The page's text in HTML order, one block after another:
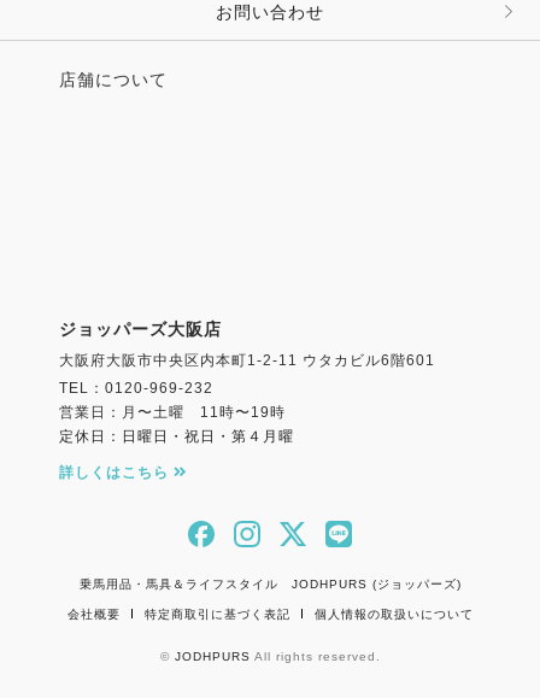
お問い合わせ
店舗について
ジョッパーズ大阪店
大阪府大阪市中央区内本町1-2-11 ウタカビル6階601
TEL：0120-969-232
営業日：月〜土曜 11時〜19時
定休日：日曜日・祝日・第４月曜
詳しくはこちら
乗馬用品・馬具＆ライフスタイル JODHPURS (ジョッパーズ)
会社概要 特定商取引に基づく表記 個人情報の取扱いについて
© JODHPURS All rights reserved.